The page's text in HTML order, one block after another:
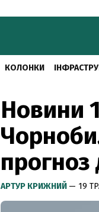
КОЛОНКИ
Новини
прогноз
АРТУР КРИЖНИЙ — 19